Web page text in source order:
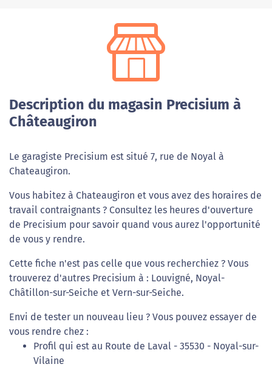
Description du magasin Precisium à
Châteaugiron
Le garagiste Precisium est situé 7, rue de Noyal à
Chateaugiron.
Vous habitez à Chateaugiron et vous avez des horaires de
travail contraignants ? Consultez les heures d'ouverture
de Precisium pour savoir quand vous aurez l'opportunité
de vous y rendre.
Cette fiche n'est pas celle que vous recherchiez ? Vous
trouverez d'autres Precisium à : Louvigné, Noyal-
Châtillon-sur-Seiche et Vern-sur-Seiche.
Envi de tester un nouveau lieu ? Vous pouvez essayer de
vous rendre chez :
Profil qui est au Route de Laval - 35530 - Noyal-sur-
Vilaine